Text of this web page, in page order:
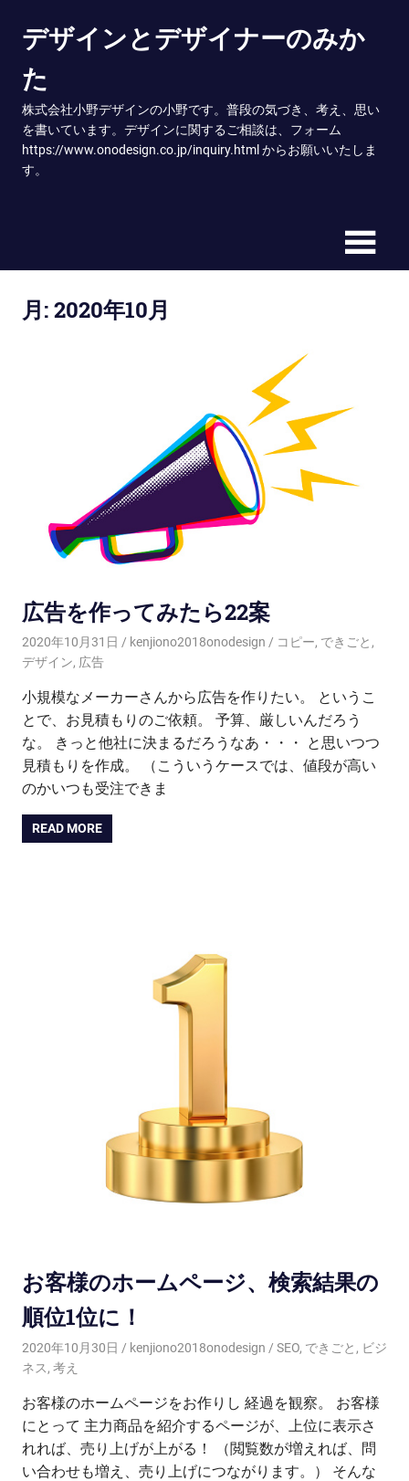
content
デザインとデザイナーのみか
た
株式会社小野デザインの小野です。普段の気づき、考え、思い
を書いています。デザインに関するご相談は、フォーム
https://www.onodesign.co.jp/inquiry.html からお願いいたしま
す。
月:2020年10月
広告を作ってみたら22案
2020年10月31日 kenjiono2018onodesign コピー, できごと ,
デザイン, 広告
小規模なメーカーさんから広告を作りたい。 というこ
とで、お見積もりのご依頼。 予算、厳しいんだろう
な。 きっと他社に決まるだろうなあ・・・ と思いつつ
見積もりを作成。 （こういうケースでは、値段が高い
のかいつも受注できま
READ MORE
お客様のホームページ、検索結果の
順位1位に！
2020年10月30日 kenjiono2018onodesign SEO, できごと , ビジ
ネス, 考え
お客様のホームページをお作りし 経過を観察。 お客様
にとって 主力商品を紹介するページが、上位に表示さ
れれば、売り上げが上がる！ （閲覧数が増えれば、問
い合わせも増え、売り上げにつながります。） そんな